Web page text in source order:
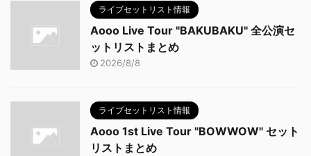
ライブセットリスト情報
Aooo Live Tour "BAKUBAKU" 全公演セ
ットリストまとめ
2026/8/8
ライブセットリスト情報
Aooo 1st Live Tour "BOWWOW" セット
リストまとめ